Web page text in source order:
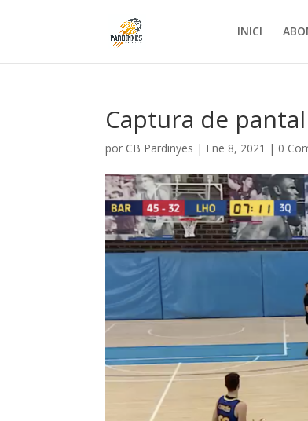
INICI
Captura de
por CB Pardinyes | Ene 8, 2021 | 0